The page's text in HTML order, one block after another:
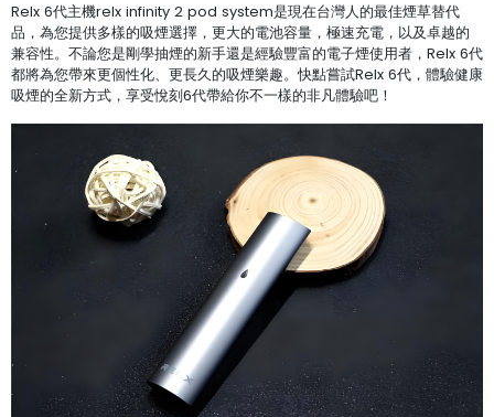
Relx 6代主機relx infinity 2 pod system是現在台灣人的最佳煙草替代
品，為您提供多樣的吸煙選擇，更大的電池容量，極速充電，以及卓越的
兼容性。不論您是剛學抽煙的新手還是經驗豐富的電子煙使用者，Relx 6代
都將為您帶來更個性化、更長久的吸煙樂趣。快點嘗試Relx 6代，體驗健康
吸煙的全新方式，享受悅刻6代帶給你不一樣的非凡體驗吧！